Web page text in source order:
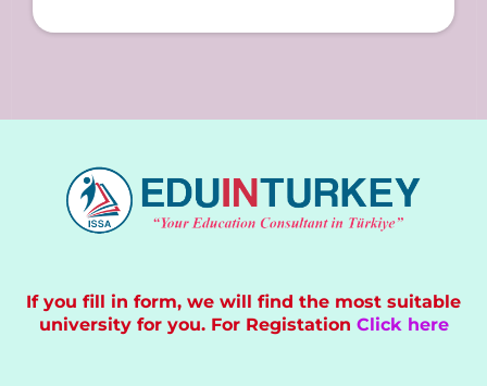
If you fill in form, we will find the most suitable
university for you. For Registation Click here